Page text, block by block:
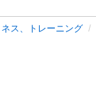
ス、トレーニング